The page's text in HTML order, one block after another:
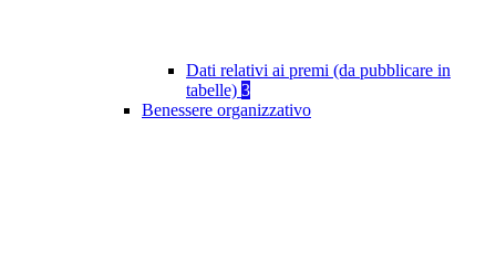
Dati relativi ai premi (da pubblicare in
tabelle) 3
Benessere organizzativo